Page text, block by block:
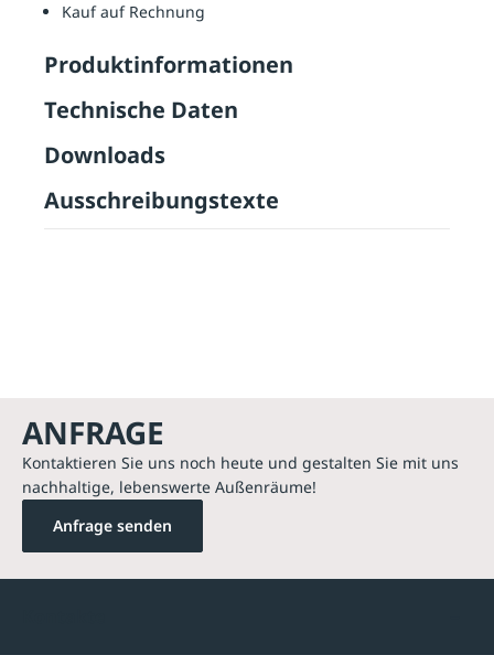
Kauf auf Rechnung
Produktinformationen
Technische Daten
Downloads
Ausschreibungstexte
ANFRAGE
Kontaktieren Sie uns noch heute und gestalten Sie mit uns
nachhaltige, lebenswerte Außenräume!
Anfrage senden